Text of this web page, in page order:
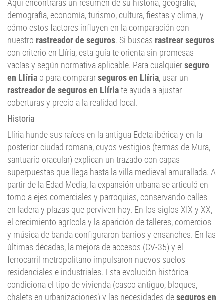
cómo estos factores influyen en la comparación con
nuestrorastreador de seguros. Si buscasrastrear seguros
con criterio en Llíria, esta guía te orienta sin promesas
vacías y según normativa aplicable. Para cualquierseguro
en Llíria o para compararseguros en Llíria, usar un
rastreador de seguros en Llíriate ayuda a ajustar
coberturas y precio a la realidad local.
Historia
Llíria hunde sus raíces en la antigua Edeta ibérica y en la
posterior ciudad romana, cuyos vestigios (termas de Mura,
santuario oracular) explican un trazado con capas
superpuestas que llega hasta la villa medieval amurallada. A
partir de la Edad Media, la expansión urbana se articuló en
torno a ejes comerciales y parroquias, conservando calles
en ladera y plazas que perviven hoy. En los siglos XIX y XX,
el crecimiento agrícola y la aparición de talleres, comercios
y música de banda configuraron barrios y ensanches. En las
últimas décadas, la mejora de accesos (CV-35) y el
ferrocarril metropolitano impulsaron nuevos suelos
residenciales e industriales. Esta evolución histórica
condiciona el tipo de vivienda (casco antiguo, bloques,
chalets en urbanizaciones) y las necesidades deseguros en
Llíria(hogar, comunidad, comercio) que convienerastrear